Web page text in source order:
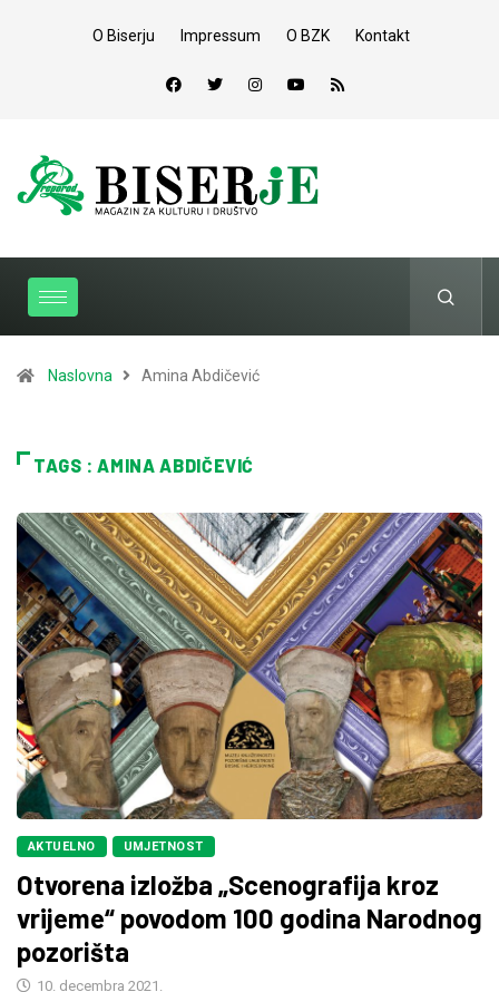
O Biserju Impressum O BZK Kontakt
Naslovna Amina Abdičević
TAGS : AMINA ABDIČEVIĆ
AKTUELNO UMJETNOST
Otvorena izložba „Scenografija kroz
vrijeme“ povodom 100 godina Narodnog
pozorišta
10. decembra 2021.